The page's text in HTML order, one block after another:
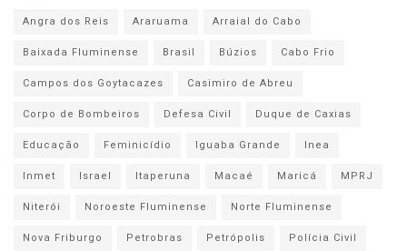
Angra dos Reis Araruama
Arraial do Cabo
Baixada Fluminense
Brasil Búzios
Cabo Frio
Campos dos Goytacazes
Casimiro de Abreu
Corpo de Bombeiros
Defesa Civil
Duque de Caxias
Educação
Feminicídio Iguaba Grande
Inea
Inmet
Israel Itaperuna Macaé Maricá
MPRJ
Niterói
Noroeste Fluminense
Norte Fluminense
Nova Friburgo
Petrobras Petrópolis
Polícia Civil